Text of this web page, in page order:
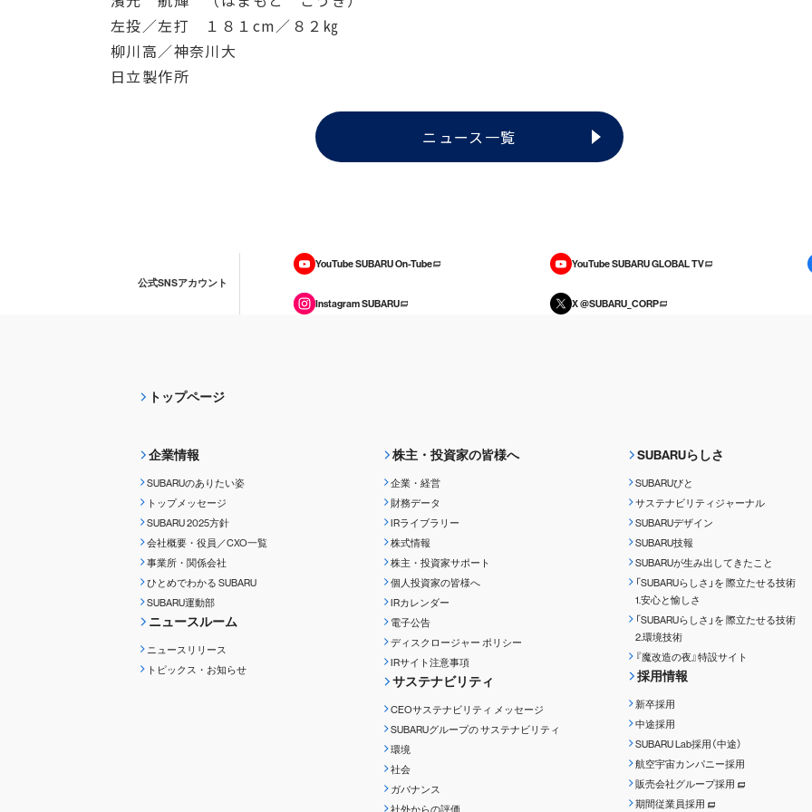
左投／左打 １８１cm／８２㎏
柳川高／神奈川大
日立製作所
ニュース一覧
公式SNSアカウント
YouTube SUBARU On-Tube YouTube SUBARU GLOBAL TV
Instagram SUBARU X @SUBARU_CORP
トップページ
企業情報
SUBARUのありたい姿
トップメッセージ
SUBARU 2025方針
会社概要・役員／CXO一覧
事業所・関係会社
ひとめでわかる SUBARU
SUBARU運動部
ニュースルーム
ニュースリリース
トピックス・お知らせ
株主・投資家の皆様へ
企業・経営
財務データ
IRライブラリー
株式情報
株主・投資家サポート
個人投資家の皆様へ
IRカレンダー
電子公告
ディスクロージャーポリシー
IRサイト注意事項
サステナビリティ
CEOサステナビリティ メッセージ
SUBARUグループのサステナビリティ
環境
社会
ガバナンス
SUBARUらしさ
SUBARUびと
サステナビリティジャーナル
SUBARUデザイン
SUBARU技報
SUBARUが生み出してきたこと
「SUBARUらしさ」を 際立たせる技術
1.安心と愉しさ
「SUBARUらしさ」を 際立たせる技術
2.環境技術
『魔改造の夜』特設サイト
採用情報
新卒採用
中途採用
SUBARU Lab採用（中途）
航空宇宙カンパニー採用
販売会社グループ採用
期間従業員採用